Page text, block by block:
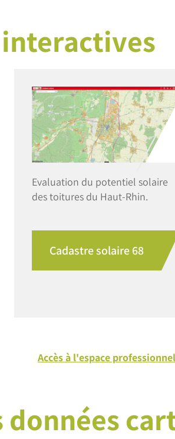
Image
Evaluation du potentiel solaire
des toitures du Haut-Rhin.
Cadastre solaire 68
Accès à l'espace professionnel
données